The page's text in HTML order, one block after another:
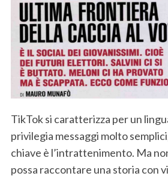
TikTok si caratterizza per un
privilegia messaggi molto
chiave è l’intrattenimento. Ma
possa raccontare una storia con